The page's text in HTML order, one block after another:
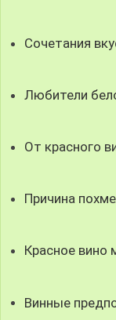
Сочетания
Любители
От красного
Причина
Красное вино
Винные